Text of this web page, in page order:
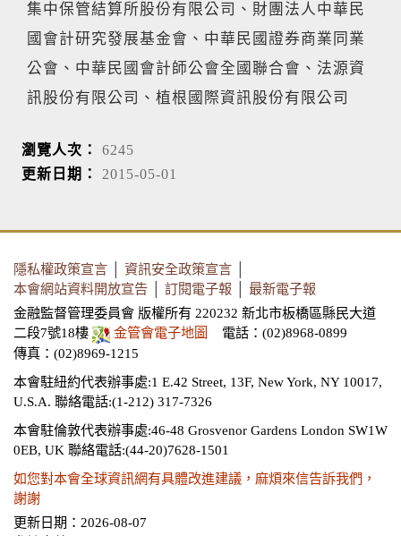
集中保管結算所股份有限公司、財團法人中華民
國會計研究發展基金會、中華民國證券商業同業
公會、中華民國會計師公會全國聯合會、法源資
訊股份有限公司、植根國際資訊股份有限公司
瀏覽人次： 6245
更新日期： 2015-05-01
隱私權政策宣言 資訊安全政策宣言
本會網站資料開放宣告
訂閱電子報
最新電子報
金融監督管理委員會 版權所有 220232 新北市板橋區縣民大道
二段7號18樓
金管會電子地圖
電話：(02)8968-0899
傳真：(02)8969-1215
本會駐紐約代表辦事處:1 E.42 Street, 13F, New York, NY 10017,
U.S.A. 聯絡電話:(1-212) 317-7326
本會駐倫敦代表辦事處:46-48 Grosvenor Gardens London SW1W
0EB, UK 聯絡電話:(44-20)7628-1501
如您對本會全球資訊網有具體改進建議，麻煩來信告訴我們，
謝謝
更新日期：2026-08-07